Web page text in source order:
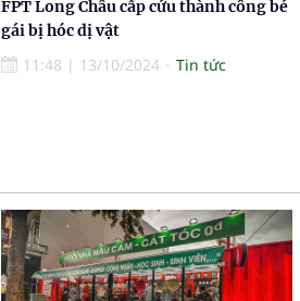
FPT Long Châu cấp cứu thành công bé
gái bị hóc dị vật
11:48 | 13/10/2024 Tin tức